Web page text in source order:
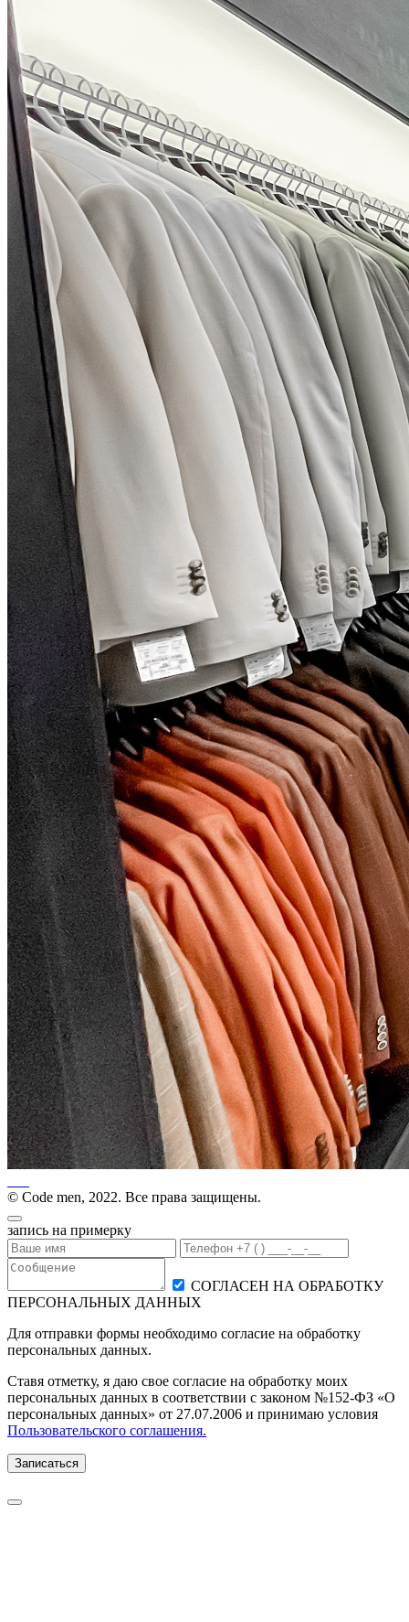
© Code men, 2022. Все права защищены.
запись на примерку
СОГЛАСЕН НА ОБРАБОТКУ
ПЕРСОНАЛЬНЫХ ДАННЫХ
Для отправки формы необходимо согласие на обработку
персональных данных.
Ставя отметку, я даю свое согласие на обработку моих
персональных данных в соответствии с законом №152-ФЗ «О
персональных данных» от 27.07.2006 и принимаю условия
Пользовательского соглашения.
Записаться